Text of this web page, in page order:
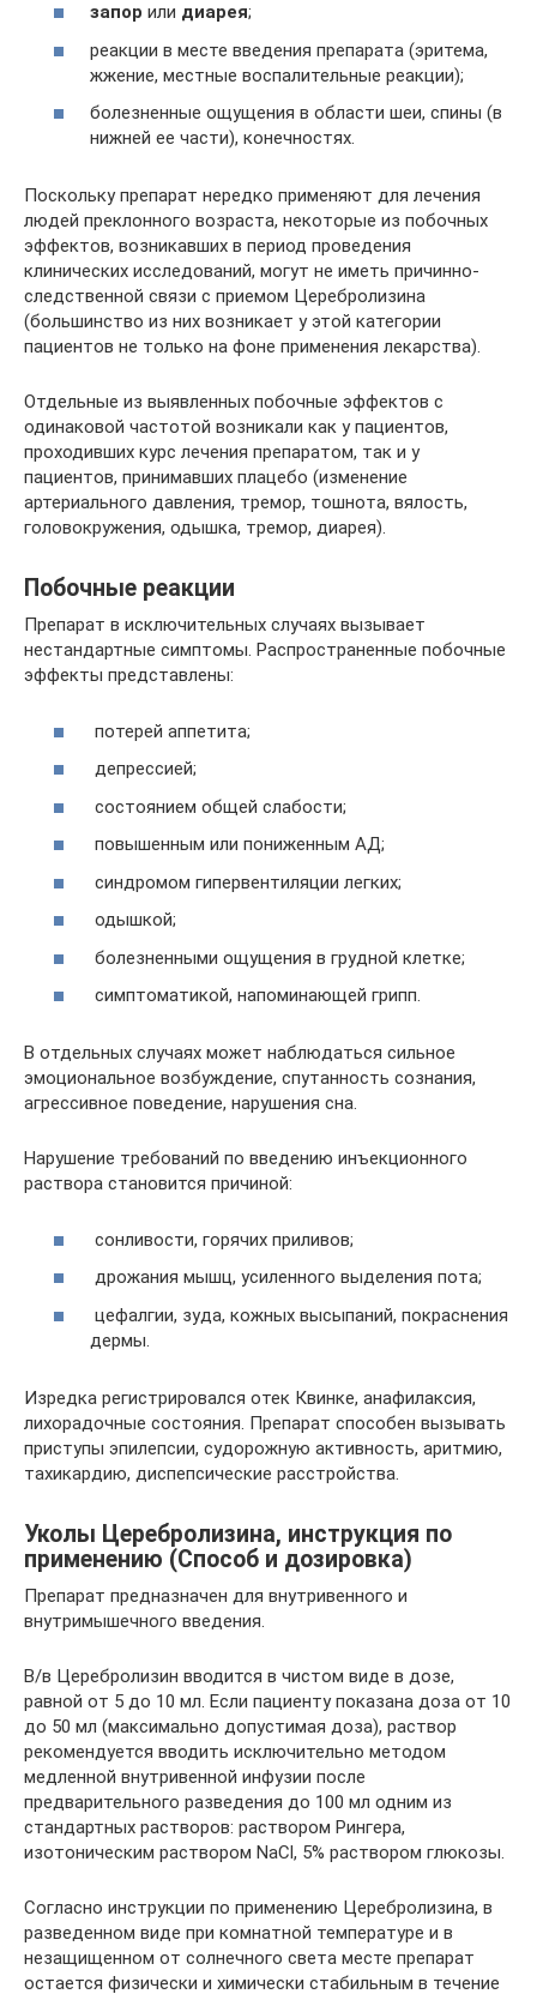
запор или диарея;
реакции в месте введения препарата (эритема,
жжение, местные воспалительные реакции);
болезненные ощущения в области шеи, спины (в
нижней ее части), конечностях.
Поскольку препарат нередко применяют для лечения
людей преклонного возраста, некоторые из побочных
эффектов, возникавших в период проведения
клинических исследований, могут не иметь причинно-
следственной связи с приемом Церебролизина
(большинство из них возникает у этой категории
пациентов не только на фоне применения лекарства).
Отдельные из выявленных побочные эффектов с
одинаковой частотой возникали как у пациентов,
проходивших курс лечения препаратом, так и у
пациентов, принимавших плацебо (изменение
артериального давления, тремор, тошнота, вялость,
головокружения, одышка, тремор, диарея).
Побочные реакции
Препарат в исключительных случаях вызывает
нестандартные симптомы. Распространенные побочные
эффекты представлены:
потерей аппетита;
депрессией;
состоянием общей слабости;
повышенным или пониженным АД;
синдромом гипервентиляции легких;
одышкой;
болезненными ощущения в грудной клетке;
симптоматикой, напоминающей грипп.
В отдельных случаях может наблюдаться сильное
эмоциональное возбуждение, спутанность сознания,
агрессивное поведение, нарушения сна.
Нарушение требований по введению инъекционного
раствора становится причиной:
сонливости, горячих приливов;
дрожания мышц, усиленного выделения пота;
цефалгии, зуда, кожных высыпаний, покраснения
дермы.
Изредка регистрировался отек Квинке, анафилаксия,
лихорадочные состояния. Препарат способен вызывать
приступы эпилепсии, судорожную активность, аритмию,
тахикардию, диспепсические расстройства.
Уколы Церебролизина, инструкция по
применению (Способ и дозировка)
Препарат предназначен для внутривенного и
внутримышечного введения.
В/в Церебролизин вводится в чистом виде в дозе,
равной от 5 до 10 мл. Если пациенту показана доза от 10
до 50 мл (максимально допустимая доза), раствор
рекомендуется вводить исключительно методом
медленной внутривенной инфузии после
предварительного разведения до 100 мл одним из
стандартных растворов: раствором Рингера,
изотоническим раствором NaCl, 5% раствором глюкозы.
Согласно инструкции по применению Церебролизина, в
разведенном виде при комнатной температуре и в
незащищенном от солнечного света месте препарат
остается физически и химически стабильным в течение